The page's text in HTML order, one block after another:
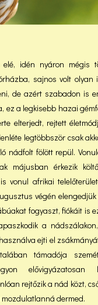
elé, idén nyáron mégis
sajnos volt olyan
de azért szabadon is
ez a legkisebb hazai
elterjedt, rejtett
legtöbbször csak
nádfolt fölött repül.
májusban érkezik
vonul afrikai
végén
fogyaszt, fiókáit is
a
ejti el
támadója
rejtőzik a nád közt,
dermed.